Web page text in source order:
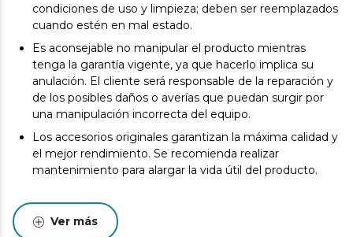
condiciones de uso y limpieza; deben ser reemplazados
cuando estén en mal estado.
Es aconsejable no manipular el producto mientras
tenga la garantía vigente, ya que hacerlo implica su
anulación. El cliente será responsable de la reparación y
de los posibles daños o averías que puedan surgir por
una manipulación incorrecta del equipo.
Los accesorios originales garantizan la máxima calidad y
el mejor rendimiento. Se recomienda realizar
mantenimiento para alargar la vida útil del producto.
Ver más